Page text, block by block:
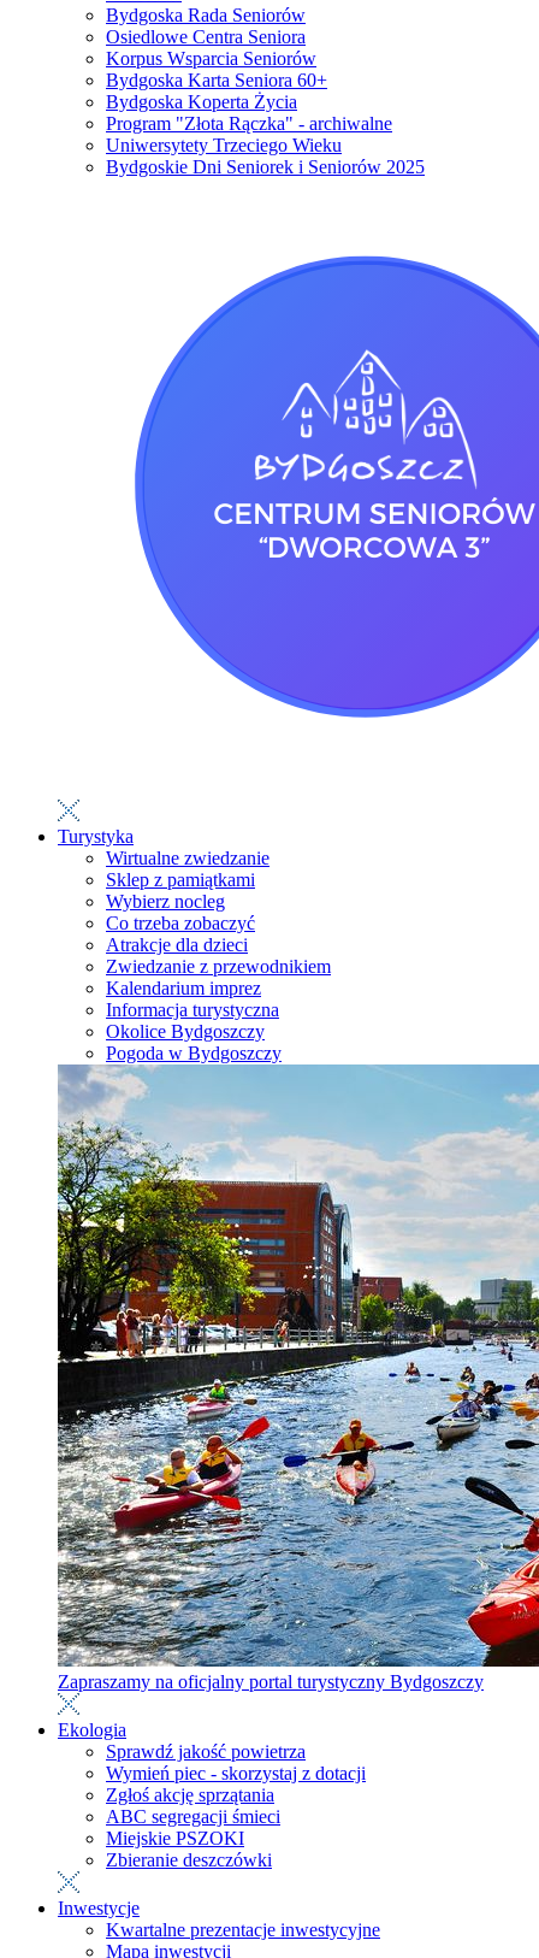
Bydgoska Rada Seniorów
Osiedlowe Centra Seniora
Korpus Wsparcia Seniorów
Bydgoska Karta Seniora 60+
Bydgoska Koperta Życia
Program "Złota Rączka" - archiwalne
Uniwersytety Trzeciego Wieku
Bydgoskie Dni Seniorek i Seniorów 2025
Turystyka
Wirtualne zwiedzanie
Sklep z pamiątkami
Wybierz nocleg
Co trzeba zobaczyć
Atrakcje dla dzieci
Zwiedzanie z przewodnikiem
Kalendarium imprez
Informacja turystyczna
Okolice Bydgoszczy
Pogoda w Bydgoszczy
Zapraszamy na oficjalny portal turystyczny Bydgoszczy
Ekologia
Sprawdź jakość powietrza
Wymień piec - skorzystaj z dotacji
Zgłoś akcję sprzątania
ABC segregacji śmieci
Miejskie PSZOKI
Zbieranie deszczówki
Inwestycje
Kwartalne prezentacje inwestycyjne
Mapa inwestycji